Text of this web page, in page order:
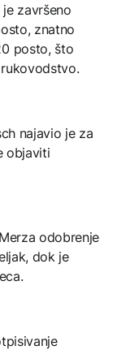
završeno
znatno
posto, što
najavio je za
objaviti
odobrenje
dok je